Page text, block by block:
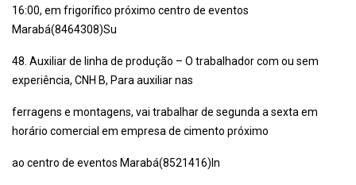
16:00, em frigorífico próximo centro de eventos
Marabá(8464308)Su
48. Auxiliar de linha de produção – O trabalhador com ou sem
experiência, CNH B, Para auxiliar nas
ferragens e montagens, vai trabalhar de segunda a sexta em
horário comercial em empresa de cimento próximo
ao centro de eventos Marabá(8521416)In